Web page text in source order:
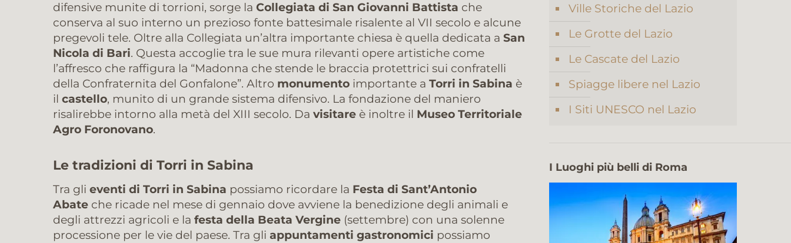
difensive munite di torrioni, sorge laCollegiata di San Giovanni Battista che
conserva al suo interno un prezioso fonte battesimale risalente al VII secolo e alcune
pregevoli tele. Oltre alla Collegiata un’altra importante chiesa è quella dedicata aSan
Nicola di Bari. Questa accoglie tra le sue mura rilevanti opere artistiche come
l’affresco che raffigura la “Madonna che stende le braccia protettrici sui confratelli
della Confraternita del Gonfalone”. Altro monumento importante aTorri in Sabina è
ilcastello, munito di un grande sistema difensivo. La fondazione del maniero
risalirebbe intorno alla metà del XIII secolo. Davisitare è inoltre il Museo Territoriale
Agro Foronovano.
Le tradizioni di Torri in Sabina
Tra glieventi di Torri in Sabina possiamo ricordare la Festa di Sant’Antonio
Abate che ricade nel mese di gennaio dove avviene la benedizione degli animali e
degli attrezzi agricoli e lafesta della Beata Vergine (settembre) con una solenne
processione per le vie del paese. Tra gliappuntamenti gastronomici possiamo
Ville Storiche del Lazio
Le Grotte del Lazio
Le Cascate del Lazio
Spiagge libere nel Lazio
I Siti UNESCO nel Lazio
I Luoghi più belli di Roma